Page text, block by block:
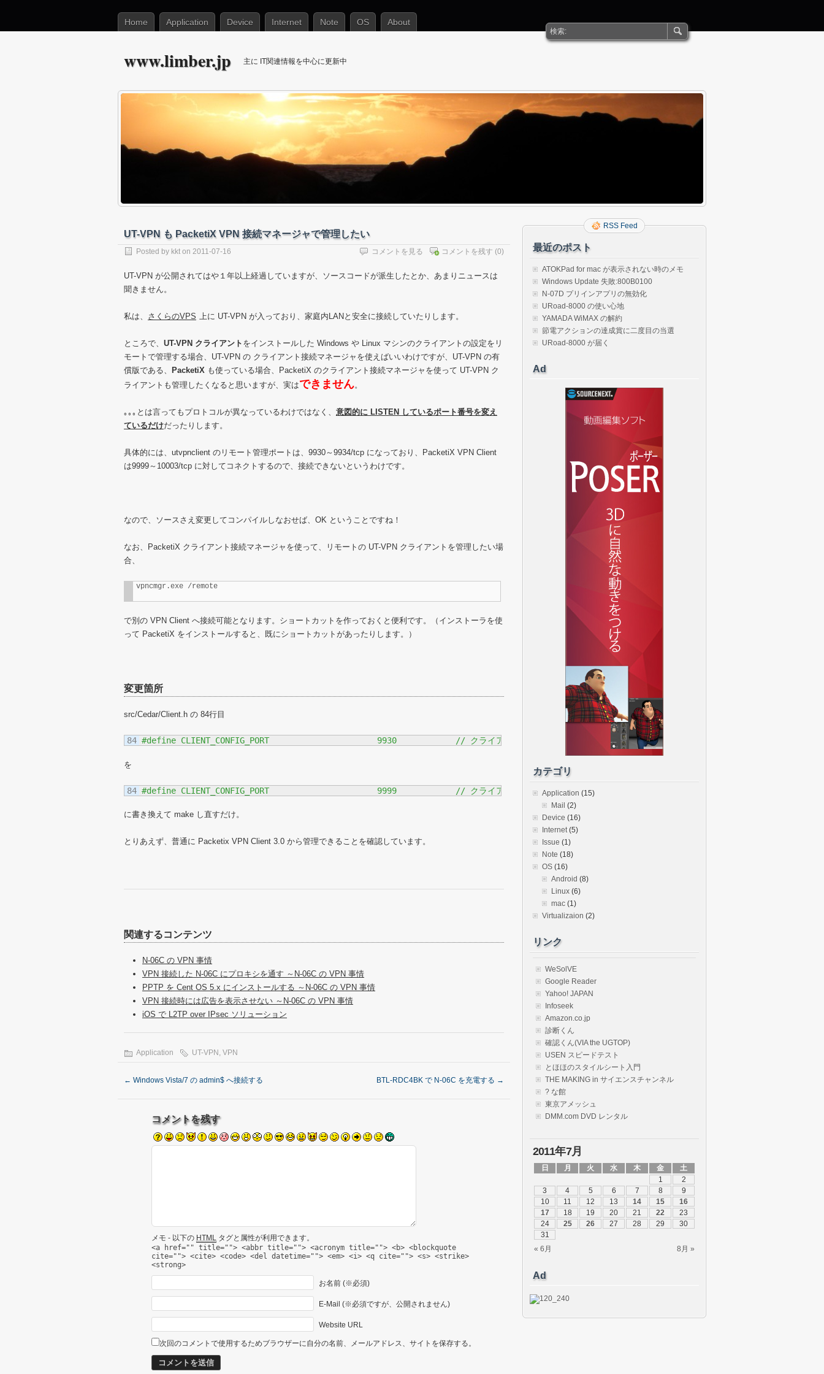
Home Application Device Internet Note OS About
www.limber.jp 主に IT関連情報を中心に更新中
UT-VPN も PacketiX VPN 接続マネージャで管理したい
Posted by kkt on 2011-07-16 コメントを残す (0)
コメントを見る
UT-VPN が公開されてはや１年以上経過していますが、ソースコードが派生したとか、あまりニュースは
聞きません。
私は、 さくらのVPS 上に UT-VPN が入っており、家庭内LANと安全に接続していたりします。
ところで、 UT-VPN クライアント をインストールした Windows や Linux マシンのクライアントの設定をリ
モートで管理する場合、UT-VPN の クライアント接続マネージャを使えばいいわけですが、UT-VPN の有
償版である、
PacketiX も使っている場合、PacketiX のクライアント接続マネージャを使って UT-VPN ク
ライアントも管理したくなると思いますが、実はできません。
｡｡｡とは言ってもプロトコルが異なっているわけではなく、 意図的に LISTEN しているポート番号を変え
ているだけだったりします。
具体的には、utvpnclient のリモート管理ポートは、9930～9934/tcp になっており、PacketiX VPN Client
は9999～10003/tcp に対してコネクトするので、接続できないというわけです。
なので、ソースさえ変更してコンパイルしなおせば、OK ということですね！
なお、PacketiX クライアント接続マネージャを使って、リモートの UT-VPN クライアントを管理したい場
合、
vpncmgr.exe /remote
で別の VPN Client へ接続可能となります。ショートカットを作っておくと便利です。（インストーラを使
って PacketiX をインストールすると、既にショートカットがあったりします。）
変更箇所
src/Cedar/Client.h の 84行目
#define	CLIENT_CONFIG_PORT			9930		// クライアントポート番号
を
#define	CLIENT_CONFIG_PORT			9999		// クライアントポート番号
に書き換えて make し直すだけ。
とりあえず、普通に Packetix VPN Client 3.0 から管理できることを確認しています。
関連するコンテンツ
N-06C の VPN 事情
VPN 接続した N-06C にプロキシを通す ～N-06C の VPN 事情
PPTP を Cent OS 5.x にインストールする ～N-06C の VPN 事情
VPN 接続時には広告を表示させない ～N-06C の VPN 事情
iOS で L2TP over IPsec ソリューション
Application UT-VPN , VPN
← Windows Vista/7 の admin$ へ接続する BTL-RDC4BK で N-06C を充電する →
コメントを残す
メモ - 以下の HTML タグと属性が利用できます。
<a href="" title=""> <abbr title=""> <acronym title=""> <b> <blockquote
cite=""> <cite> <code> <del datetime=""> <em> <i> <q cite=""> <s> <strike>
<strong>
お名前 (※必須)
E-Mail (※必須ですが、公開されません)
Website URL
次回のコメントで使用するためブラウザーに自分の名前、メールアドレス、サイトを保存する。
RSS Feed
最近のポスト
ATOKPad for mac が表示されない時のメモ
Windows Update 失敗:800B0100
N-07D プリインアプリの無効化
URoad-8000 の使い心地
YAMADA WiMAX の解約
節電アクションの達成賞に二度目の当選
URoad-8000 が届く
Ad
カテゴリ
Application (15)
Mail (2)
Device (16)
Internet(5)
Issue (1)
Note (18)
OS (16)
Android (8)
Linux (6)
mac (1)
Virtualizaion (2)
リンク
WeSolVE
Google Reader
Yahoo! JAPAN
Infoseek
Amazon.co.jp
診断くん
確認くん(VIA the UGTOP)
USEN スピードテスト
とほほのスタイルシート入門
THE MAKING in サイエンスチャンネル
? な館
東京アメッシュ
DMM.com DVD レンタル
2011年7月
日 月 火 水 木 金 土
« 6月 8月 »
1
2
3
4 5 6 7 8
9
10
11 12 13 14 15
16
17
18 19 20 21 22
23
24
25 26 27 28 29
30
31
Ad